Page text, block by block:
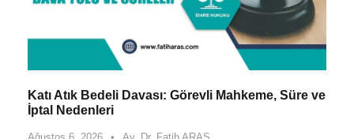
Katı Atık Bedeli Davası: Görevli Mahkeme, Süre ve
İptal Nedenleri